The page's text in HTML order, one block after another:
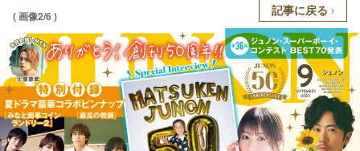
( 画像2/6 ) 記事に戻る